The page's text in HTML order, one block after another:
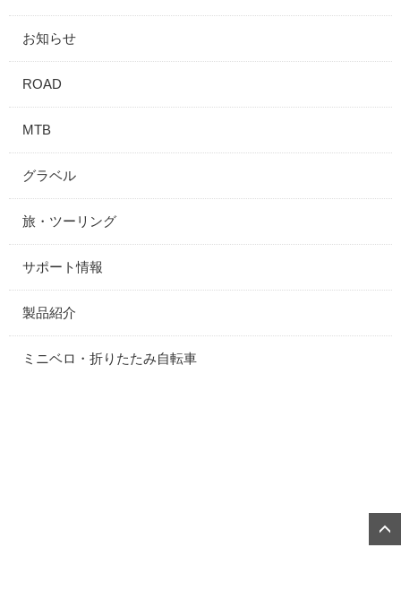
お知らせ
ROAD
MTB
グラベル
旅・ツーリング
サポート情報
製品紹介
ミニベロ・折りたたみ自転車